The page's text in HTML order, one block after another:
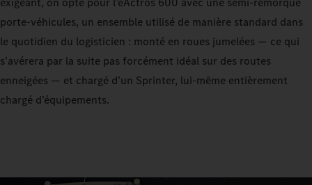
porte‑véhicules, un ensemble utilisé de manière standard dans
le quotidien du logisticien : monté en roues jumelées — ce qui
s’avérera par la suite pas forcément idéal sur des routes
enneigées — et chargé d’un Sprinter, lui‑même entièrement
chargé d’équipements.